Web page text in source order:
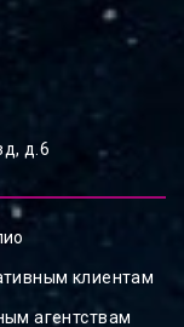
д.6
клиентам
агентствам